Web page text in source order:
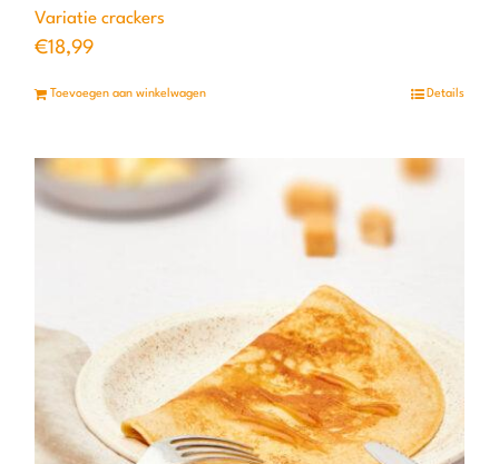
Variatie crackers
€18,99
Toevoegen aan winkelwagen Details